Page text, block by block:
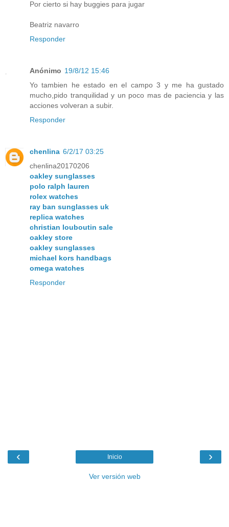
Por cierto si hay buggies para jugar
Beatriz navarro
Responder
Anónimo 19/8/12 15:46
Yo tambien he estado en el campo 3 y me ha gustado
mucho,pido tranquilidad y un poco mas de paciencia y las
acciones volveran a subir.
Responder
chenlina 6/2/17 03:25
chenlina20170206
oakley sunglasses
polo ralph lauren
rolex watches
ray ban sunglasses uk
replica watches
christian louboutin sale
oakley store
oakley sunglasses
michael kors handbags
omega watches
Responder
‹ ›
Inicio
Ver versión web